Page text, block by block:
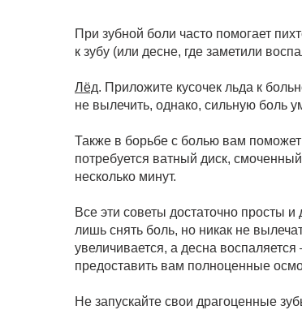
При зубной боли часто помогает
к зубу (или десне, где заметили
Лёд. Приложите кусочек льда к
не вылечить, однако, сильную боль
Также в борьбе с болью вам
потребуется ватный диск,
несколько минут.
Все эти советы достаточно просты
лишь снять боль, но никак не
увеличивается, а десна
предоставить вам полноценные
Не запускайте свои драгоценные